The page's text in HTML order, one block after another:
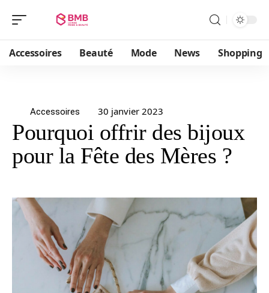
Accessoires Beauté Mode News Shopping
Accessoires 30 janvier 2023
Pourquoi offrir des bijoux
pour la Fête des Mères ?